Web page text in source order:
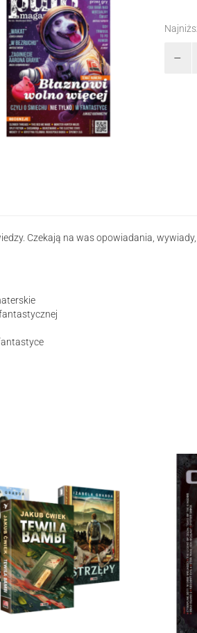
Czekają na was opowiadania, wywiady,